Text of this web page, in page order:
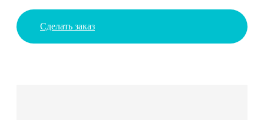
Сделать заказ